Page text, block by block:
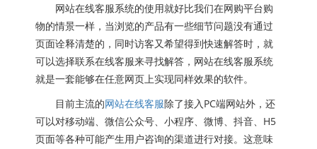
网站在线客服系统的使用就好比我们在网购平台购
物的情景一样，当浏览的产品有一些细节问题没有通过
页面诠释清楚的，同时访客又希望得到快速解答时，就
可以选择联系在线客服来寻找解答，网站在线客服系统
就是一套能够在任意网页上实现同样效果的软件。
目前主流的网站在线客服除了接入PC端网站外，还
可以对移动端、微信公众号、小程序、微博、抖音、H5
页面等各种可能产生用户咨询的渠道进行对接。这意味